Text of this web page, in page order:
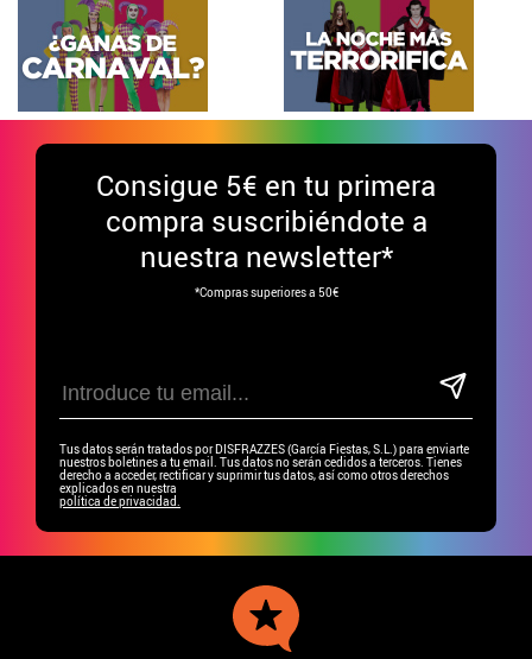
Consigue 5€ en tu primera
compra suscribiéndote a
nuestra newsletter*
*Compras superiores a 50€
Tus datos serán tratados por DISFRAZZES (García Fiestas, S.L.) para enviarte
nuestros boletines a tu email. Tus datos no serán cedidos a terceros. Tienes
derecho a acceder, rectificar y suprimir tus datos, así como otros derechos
explicados en nuestra
política de privacidad.